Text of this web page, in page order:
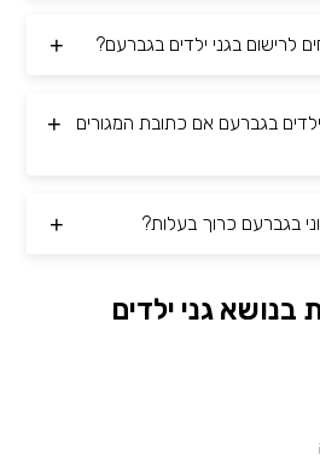
לרישום בגני ילדים בגברעם?
בגברעם אם כתובת המגורים
בגברעם כרוך בעלות?
גני ילדים